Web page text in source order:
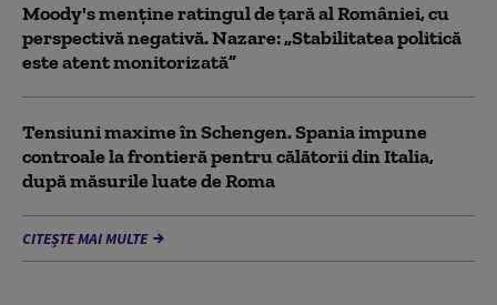
Moody's menține ratingul de țară al României, cu
perspectivă negativă. Nazare: „Stabilitatea politică
este atent monitorizată”
Tensiuni maxime în Schengen. Spania impune
controale la frontieră pentru călătorii din Italia,
după măsurile luate de Roma
CITEȘTE MAI MULTE